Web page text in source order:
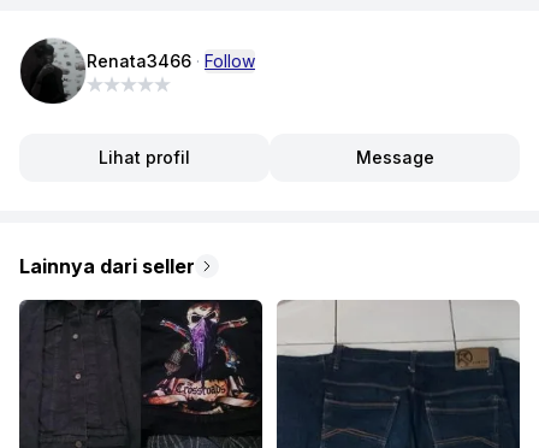
Lainnya dari seller
Renata3466 · Follow
Lihat profil Message